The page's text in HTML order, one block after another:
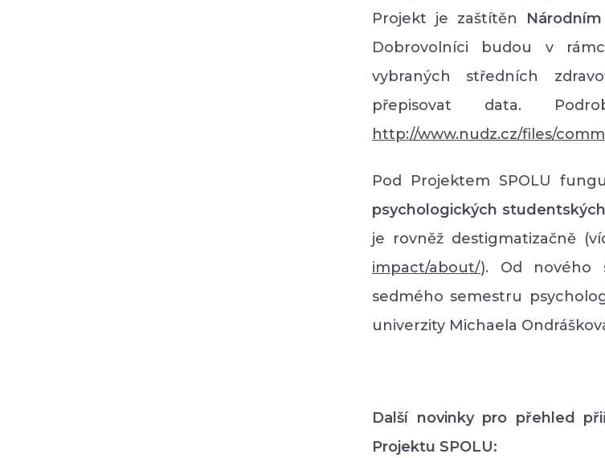
Projekt je zaštítěn
Dobrovolníci budou v
vybraných středních
přepisovat data.
http://www.nudz.cz/files/
Pod Projektem SPOLU
psychologických
je rovněž destigmatizačně
impact/about/). Od nového
sedmého semestru
univerzity Michaela
Další novinky pro přehled
Projektu SPOLU: